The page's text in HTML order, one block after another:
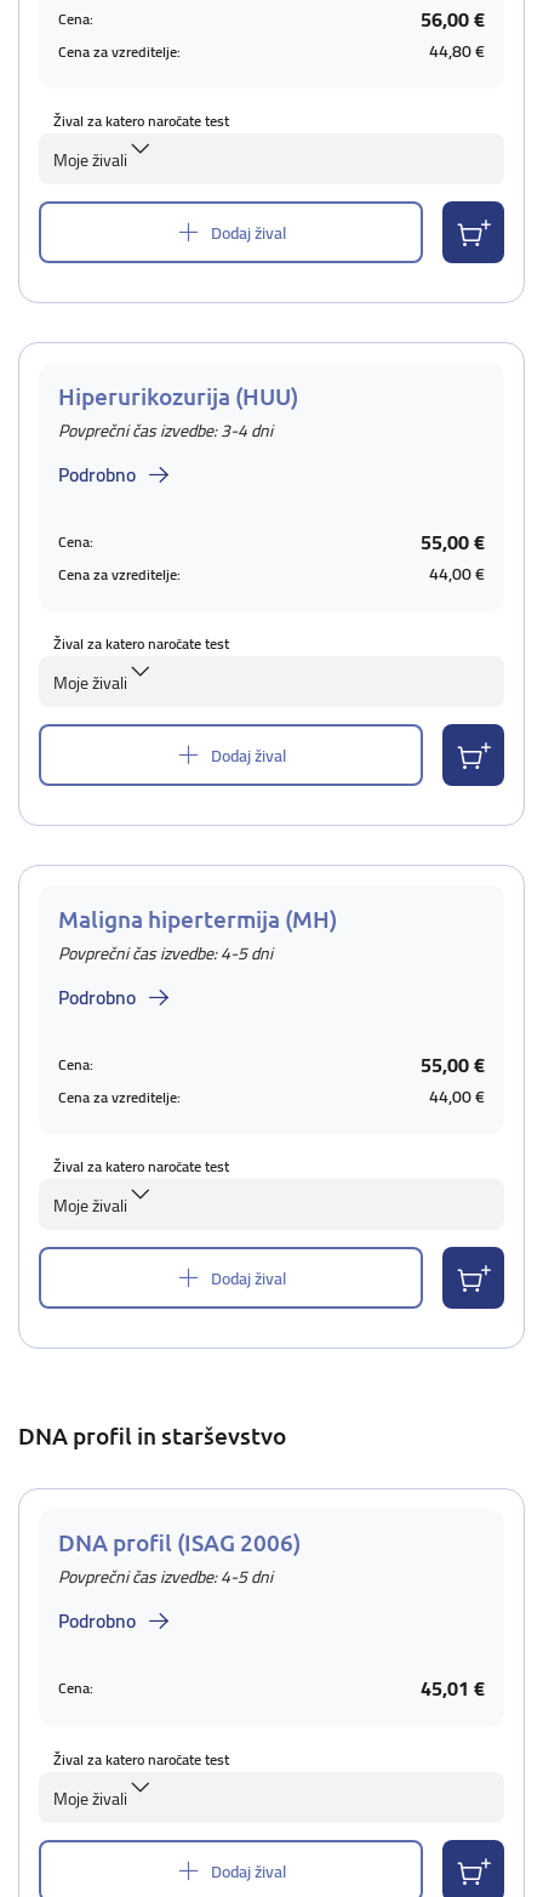
Cena: 56,00 €
Cena za vzreditelje: 44,80 €
Žival za katero naročate test
Moje živali
Dodaj žival
Hiperurikozurija (HUU)
Povprečni čas izvedbe: 3-4 dni
Podrobno
Cena: 55,00 €
Cena za vzreditelje: 44,00 €
Žival za katero naročate test
Moje živali
Dodaj žival
Maligna hipertermija (MH)
Povprečni čas izvedbe: 4-5 dni
Podrobno
Cena: 55,00 €
Cena za vzreditelje: 44,00 €
Žival za katero naročate test
Moje živali
Dodaj žival
DNA profil in starševstvo
DNA profil (ISAG 2006)
Povprečni čas izvedbe: 4-5 dni
Podrobno
Cena: 45,01 €
Žival za katero naročate test
Moje živali
Dodaj žival